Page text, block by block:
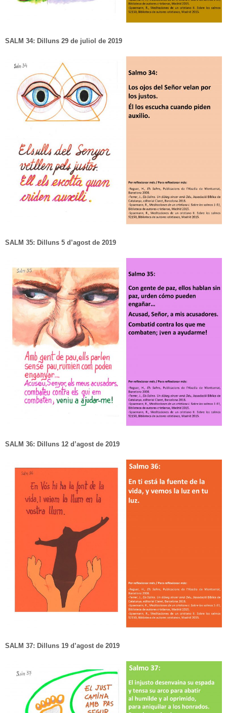
SALM 34: Dilluns 29 de juliol de 2019
SALM 35: Dilluns 5 d’agost de 2019
SALM 36: Dilluns 12 d’agost de 2019
SALM 37: Dilluns 19 d’agost de 2019